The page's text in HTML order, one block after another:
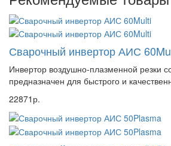
Сварочный инвертор АИС
Инвертор воздушно-плазменной резки
предназначен для быстрого и
22871р.